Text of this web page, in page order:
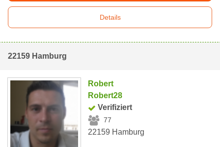
Details
22159 Hamburg
Robert
Robert28
Verifiziert
77
22159 Hamburg